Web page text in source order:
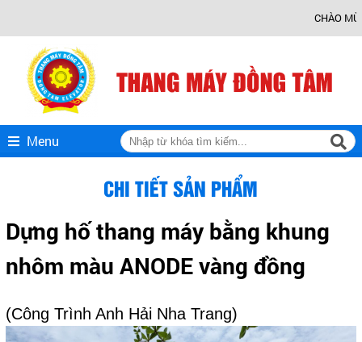
CHÀO MỪNG BẠN ĐẾN
Menu
CHI TIẾT SẢN PHẨM
Dựng hố thang máy bằng khung
nhôm màu ANODE vàng đồng
(Công Trình Anh Hải Nha Trang)